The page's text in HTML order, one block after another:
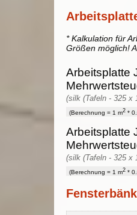
* Kalkulation für
Größen möglich!
Arbeitsplatte
(silk (Tafeln - 325 x
(Berechnung = 1 m2 *
Arbeitsplatte
(silk (Tafeln - 325 x
(Berechnung = 1 m2 *